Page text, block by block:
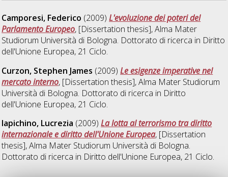
Camporesi, Federico (2009)L'evoluzione dei poteri del
Parlamento Europeo, [Dissertation thesis], Alma Mater
Studiorum Università di Bologna. Dottorato di ricerca in Diritto
dell'Unione Europea, 21 Ciclo.
Curzon, Stephen James (2009)Le esigenze imperative nel
mercato interno, [Dissertation thesis], Alma Mater Studiorum
Università di Bologna. Dottorato di ricerca in Diritto
dell'Unione Europea, 21 Ciclo.
Iapichino, Lucrezia (2009)La lotta al terrorismo tra diritto
internazionale e diritto dell'Unione Europea, [Dissertation
thesis], Alma Mater Studiorum Università di Bologna.
Dottorato di ricerca in Diritto dell'Unione Europea, 21 Ciclo.